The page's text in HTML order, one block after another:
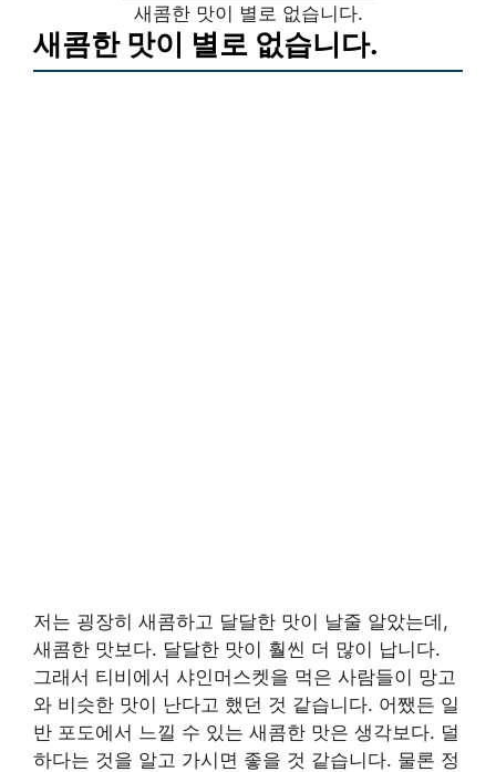
새콤한 맛이 별로 없습니다.
새콤한 맛이 별로 없습니다.
저는 굉장히 새콤하고 달달한 맛이 날줄 알았는데,
새콤한 맛보다. 달달한 맛이 훨씬 더 많이 납니다.
그래서 티비에서 샤인머스켓을 먹은 사람들이 망고
와 비슷한 맛이 난다고 했던 것 같습니다. 어쨌든 일
반 포도에서 느낄 수 있는 새콤한 맛은 생각보다. 덜
하다는 것을 알고 가시면 좋을 것 같습니다. 물론 정